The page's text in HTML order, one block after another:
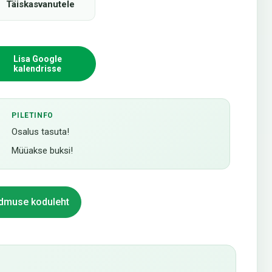
Täiskasvanutele
Lisa Google
kalendrisse
PILETINFO
Osalus tasuta!
Müüakse buksi!
koduleht